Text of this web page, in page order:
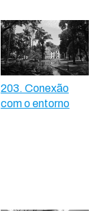
203. Conexão
com o entorno